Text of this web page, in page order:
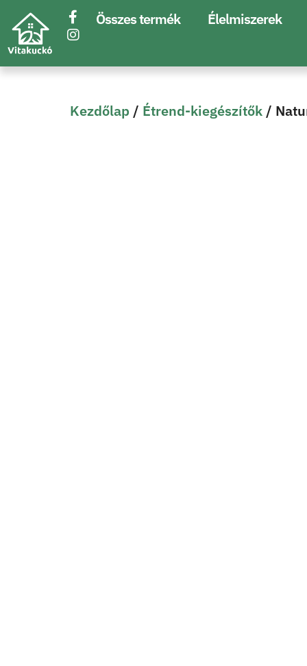
Összes termék Élelmiszerek
Kezdőlap / Étrend-kiegészítők /